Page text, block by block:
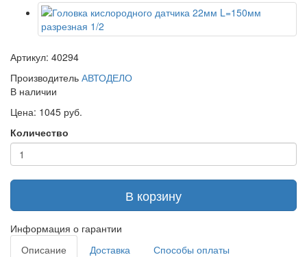
Артикул: 40294
Производитель АВТОДЕЛО
В наличии
Цена: 1045 руб.
Количество
В корзину
Информация о гарантии
Описание
Доставка Способы оплаты